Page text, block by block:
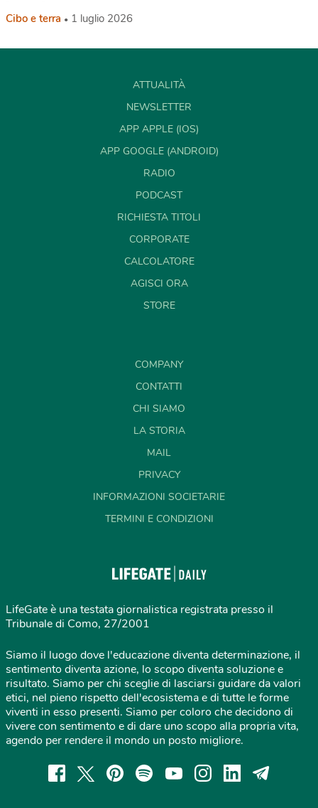
Cibo e terra 1 luglio 2026
ATTUALITÀ
NEWSLETTER
APP APPLE (IOS)
APP GOOGLE (ANDROID)
RADIO
PODCAST
RICHIESTA TITOLI
CORPORATE
CALCOLATORE
AGISCI ORA
STORE
COMPANY
CONTATTI
CHI SIAMO
LA STORIA
MAIL
PRIVACY
INFORMAZIONI SOCIETARIE
TERMINI E CONDIZIONI
LifeGate è una testata giornalistica registrata presso il
Tribunale di Como, 27/2001
Siamo il luogo dove l'educazione diventa determinazione, il
sentimento diventa azione, lo scopo diventa soluzione e
risultato. Siamo per chi sceglie di lasciarsi guidare da valori
etici, nel pieno rispetto dell'ecosistema e di tutte le forme
viventi in esso presenti. Siamo per coloro che decidono di
vivere con sentimento e di dare uno scopo alla propria vita,
agendo per rendere il mondo un posto migliore.